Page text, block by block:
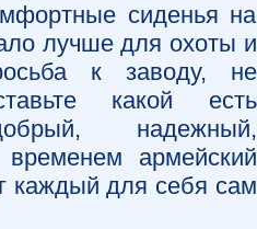
сиденья на
лучше для охоты и
к заводу, не
какой есть
надежный,
временем армейский
каждый для себя сам